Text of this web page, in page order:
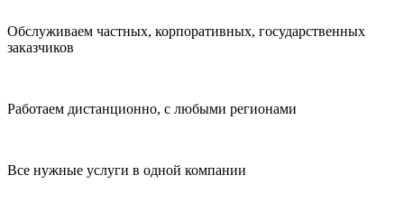
Обслуживаем частных, корпоративных, государственных
заказчиков
Работаем дистанционно, с любыми регионами
Все нужные услуги в одной компании